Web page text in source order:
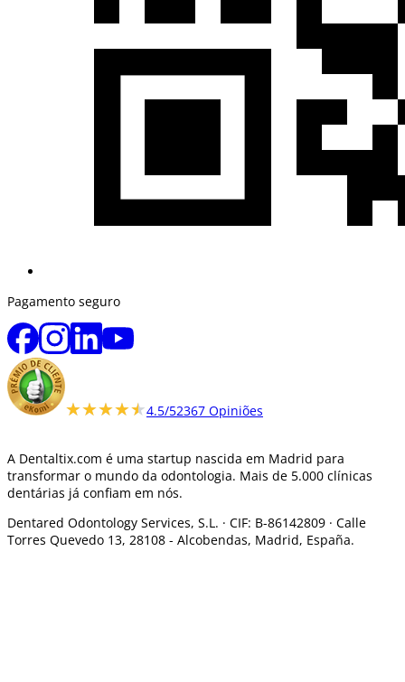
Pagamento seguro
★★★★★
★★★★★4.5/52367 Opiniões
A Dentaltix.com é uma startup nascida em Madrid para
transformar o mundo da odontologia. Mais de 5.000 clínicas
dentárias já confiam em nós.
Dentared Odontology Services, S.L. · CIF: B-86142809 · Calle
Torres Quevedo 13, 28108 - Alcobendas, Madrid, España.